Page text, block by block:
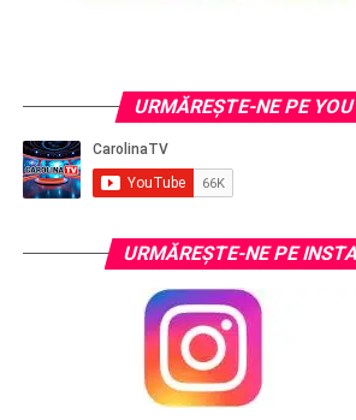
URMĂREŞTE-NE PE
URMĂREŞTE-NE PE